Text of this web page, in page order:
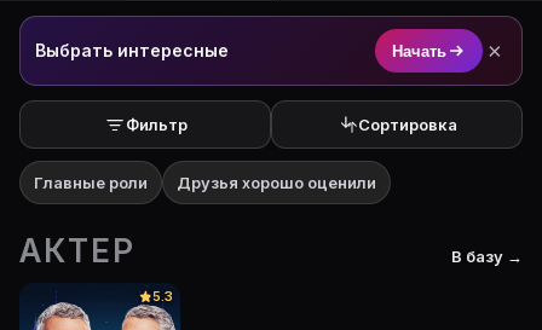
Выбрать интересные Начать ×
Фильтр Сортировка
Главные роли Друзья хорошо оценили
АКТЕР В базу →
5.3